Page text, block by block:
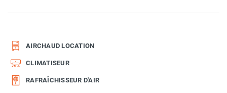
AIRCHAUD LOCATION
CLIMATISEUR
RAFRAÎCHISSEUR D'AIR